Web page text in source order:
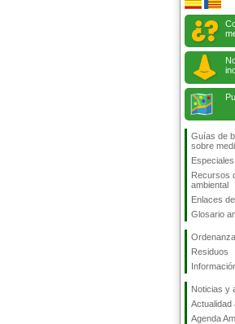
Guías de
sobre
Recursos
ambiental
Enlaces
Glosario
Residuos
Noticias y
Actualidad
Agenda